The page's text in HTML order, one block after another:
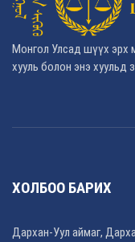
Монгол Улсад шүүх эрх
хууль болон энэ хуульд
ХОЛБОО БАРИХ
Дархан-Уул аймаг,